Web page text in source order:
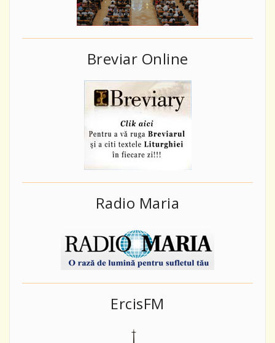
Breviar Online
Radio Maria
ErcisFM